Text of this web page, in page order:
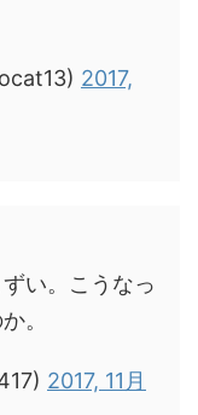
2017,
い。こうなっ
。
2017, 11月